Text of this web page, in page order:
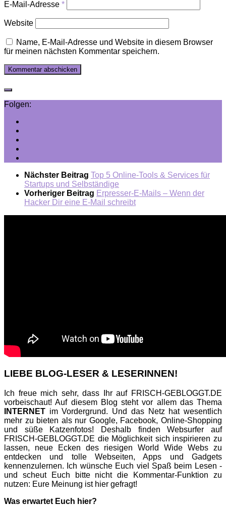
E-Mail-Adresse *
Website
Name, E-Mail-Adresse und Website in diesem Browser
für meinen nächsten Kommentar speichern.
Folgen:
Nächster Beitrag Top 5 Online-Tools & Services für
Startups und Selbständige
Vorheriger Beitrag Erpresser-E-Mails – Wenn der
Hacker Dir eine E-Mail schreibt
LIEBE BLOG-LESER & LESERINNEN!
Ich freue mich sehr, dass Ihr auf FRISCH-GEBLOGGT.DE
vorbeischaut! Auf diesem Blog steht vor allem das Thema
INTERNET im Vordergrund. Und das Netz hat wesentlich
mehr zu bieten als nur Google, Facebook, Online-Shopping
und süße Katzenfotos! Deshalb finden Websurfer auf
FRISCH-GEBLOGGT.DE die Möglichkeit sich inspirieren zu
lassen, neue Ecken des riesigen World Wide Webs zu
entdecken und tolle Webseiten, Apps und Gadgets
kennenzulernen. Ich wünsche Euch viel Spaß beim Lesen -
und scheut Euch bitte nicht die Kommentar-Funktion zu
nutzen: Eure Meinung ist hier gefragt!
Was erwartet Euch hier?